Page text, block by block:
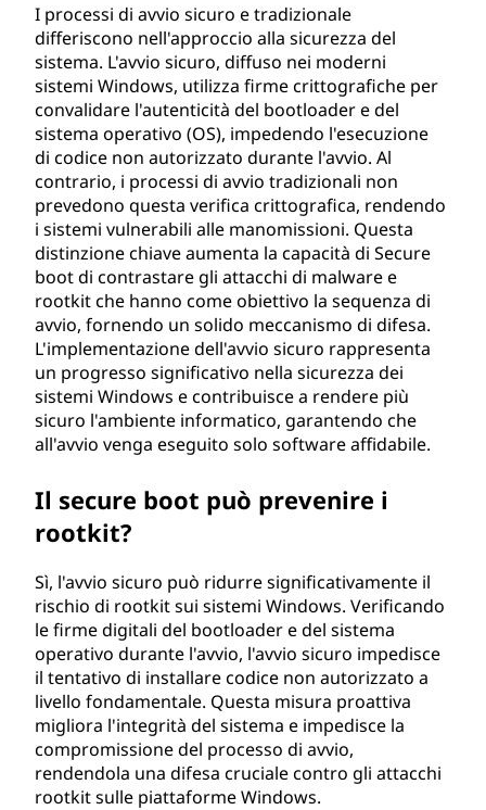
I processi di avvio sicuro e tradizionale
differiscono nell'approccio alla sicurezza del
sistema. L'avvio sicuro, diffuso nei moderni
sistemi Windows, utilizza firme crittografiche per
convalidare l'autenticità del bootloader e del
sistema operativo (OS), impedendo l'esecuzione
di codice non autorizzato durante l'avvio. Al
contrario, i processi di avvio tradizionali non
prevedono questa verifica crittografica, rendendo
i sistemi vulnerabili alle manomissioni. Questa
distinzione chiave aumenta la capacità di Secure
boot di contrastare gli attacchi di malware e
rootkit che hanno come obiettivo la sequenza di
avvio, fornendo un solido meccanismo di difesa.
L'implementazione dell'avvio sicuro rappresenta
un progresso significativo nella sicurezza dei
sistemi Windows e contribuisce a rendere più
sicuro l'ambiente informatico, garantendo che
all'avvio venga eseguito solo software affidabile.
Il secure boot può prevenire i
rootkit?
Sì, l'avvio sicuro può ridurre significativamente il
rischio di rootkit sui sistemi Windows. Verificando
le firme digitali del bootloader e del sistema
operativo durante l'avvio, l'avvio sicuro impedisce
il tentativo di installare codice non autorizzato a
livello fondamentale. Questa misura proattiva
migliora l'integrità del sistema e impedisce la
compromissione del processo di avvio,
rendendola una difesa cruciale contro gli attacchi
rootkit sulle piattaforme Windows.